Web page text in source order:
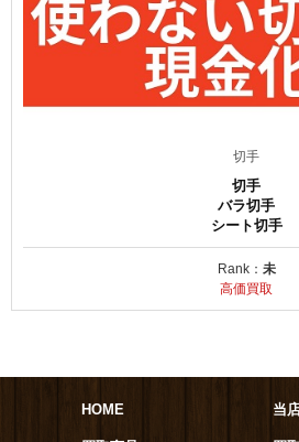
切手
切手
バラ切手
シート切手
Rank： 未
高価買取
HOME 当